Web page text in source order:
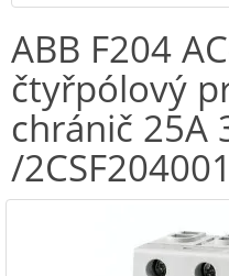
ABB F204
čtyřpólový
chránič 25A
/